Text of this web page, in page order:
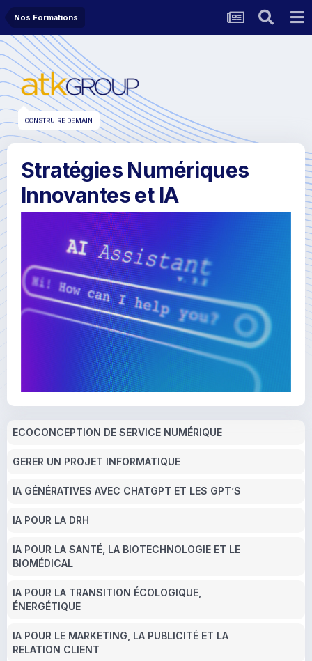
Nos Formations
CONSTRUIRE DEMAIN
Stratégies Numériques
Innovantes et IA
ECOCONCEPTION DE SERVICE NUMÉRIQUE
GERER UN PROJET INFORMATIQUE
IA GÉNÉRATIVES AVEC CHATGPT ET LES GPT’S
IA POUR LA DRH
IA POUR LA SANTÉ, LA BIOTECHNOLOGIE ET LE
BIOMÉDICAL
IA POUR LA TRANSITION ÉCOLOGIQUE,
ÉNERGÉTIQUE
IA POUR LE MARKETING, LA PUBLICITÉ ET LA
RELATION CLIENT